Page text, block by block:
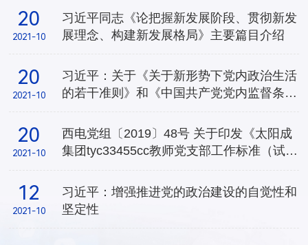
20
2021-10
习近平同志《论把握新发展阶段、贯彻新发
展理念、构建新发展格局》主要篇目介绍
20
2021-10
习近平：关于《关于新形势下党内政治生活
的若干准则》和《中国共产党党内监督条
20
2021-10
西电党组〔2019〕48号 关于印发《太阳成
集团tyc33455cc教师党支部工作标准（试
12
2021-10
习近平：增强推进党的政治建设的自觉性和
坚定性